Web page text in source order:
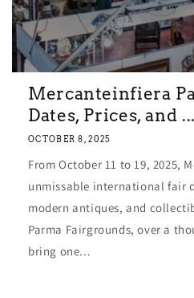
Mercanteinfiera
Dates, Prices, and ...
OCTOBER 8, 2025
From October 11 to 19, 2025,
unmissable international fair
modern antiques, and
Parma Fairgrounds, over a
bring one...